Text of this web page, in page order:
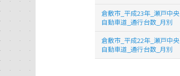
倉敷市_平成23年_瀬戸中央
自動車道_通行台数_月別
倉敷市_平成22年_瀬戸中央
自動車道_通行台数_月別